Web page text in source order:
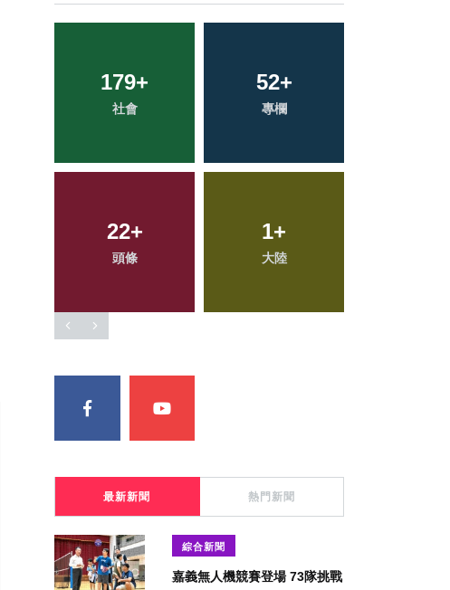
15+
科技新知
321+
綜合新聞
103+
文教
28+
宗教
最新新聞 熱門新聞
綜合新聞
嘉義無人機競賽登場 73隊挑戰